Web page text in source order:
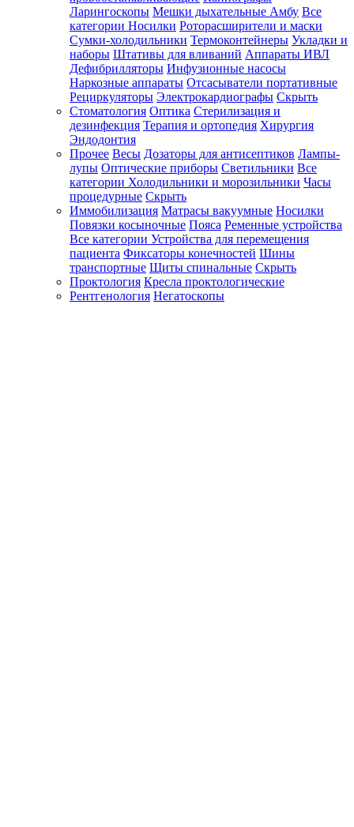
Ларингоскопы Мешки дыхательные Амбу Все
категории Носилки Роторасширители и маски
Сумки-холодильники Термоконтейнеры Укладки и
наборы Штативы для вливаний Аппараты ИВЛ
Дефибрилляторы Инфузионные насосы
Наркозные аппараты Отсасыватели портативные
Рециркуляторы Электрокардиографы Скрыть
Стоматология Оптика Стерилизация и
дезинфекция Терапия и ортопедия Хирургия
Эндодонтия
Прочее Весы Дозаторы для антисептиков Лампы-
лупы Оптические приборы Светильники Все
категории Холодильники и морозильники Часы
процедурные Скрыть
Иммобилизация Матрасы вакуумные Носилки
Повязки косыночные Пояса Ременные устройства
Все категории Устройства для перемещения
пациента Фиксаторы конечностей Шины
транспортные Щиты спинальные Скрыть
Проктология Кресла проктологические
Рентгенология Негатоскопы